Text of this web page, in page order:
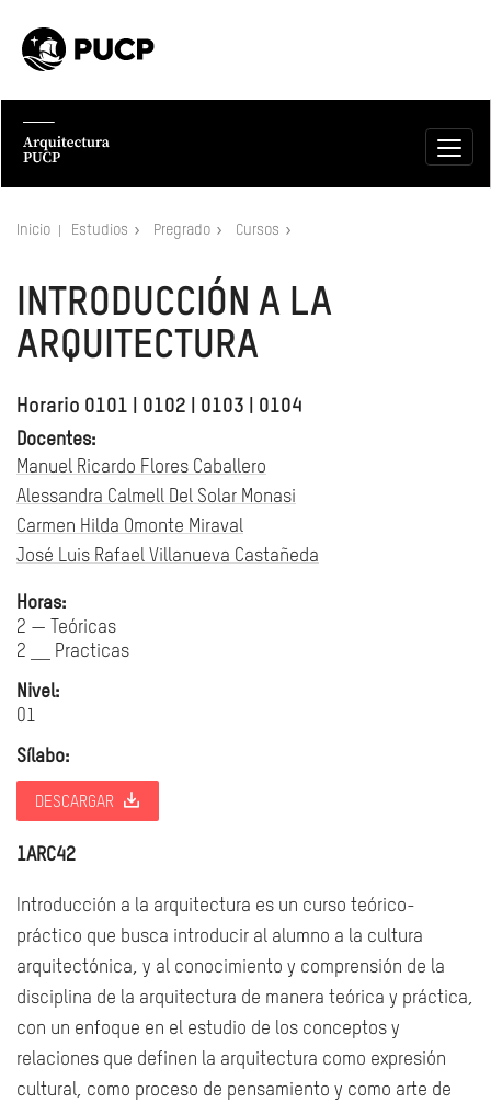
Inicio Estudios Pregrado Cursos
INTRODUCCIÓN A LA
ARQUITECTURA
Horario 0101 | 0102 | 0103 | 0104
Docentes:
Manuel Ricardo Flores Caballero
Alessandra Calmell Del Solar Monasi
Carmen Hilda Omonte Miraval
José Luis Rafael Villanueva Castañeda
Horas:
2 — Teóricas
2 __ Practicas
Nivel:
01
Sílabo:
DESCARGAR
1ARC42
Introducción a la arquitectura es un curso teórico-
práctico que busca introducir al alumno a la cultura
arquitectónica, y al conocimiento y comprensión de la
disciplina de la arquitectura de manera teórica y práctica,
con un enfoque en el estudio de los conceptos y
relaciones que definen la arquitectura como expresión
cultural, como proceso de pensamiento y como arte de